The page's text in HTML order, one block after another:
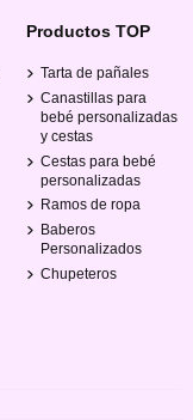
Productos TOP
Tarta de pañales
Canastillas para
bebé personalizadas
y cestas
Cestas para bebé
personalizadas
Ramos de ropa
Baberos
Personalizados
Chupeteros